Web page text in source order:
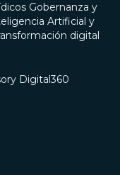
Gobernanza y
Artificial y
digital
Digital360